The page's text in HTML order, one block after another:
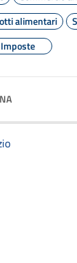
alimentari
Imposte